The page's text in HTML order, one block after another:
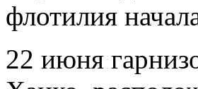
флотилия
22 июня